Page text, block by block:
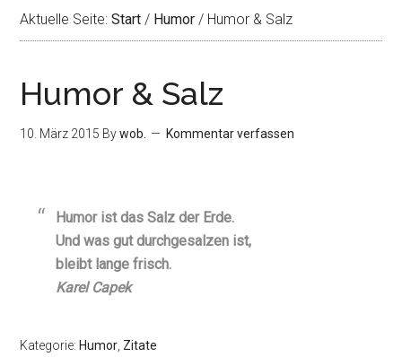
Aktuelle Seite:Start / Humor / Humor & Salz
Humor & Salz
10. März 2015 Bywob. Kommentar verfassen
Humor ist das Salz der Erde.
Und was gut durchgesalzen ist,
bleibt lange frisch.
Karel Capek
Kategorie: Humor Zitate